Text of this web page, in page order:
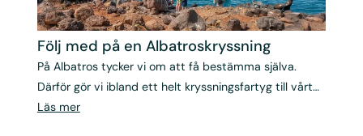
Följ med på en Albatros­kryssning
På Albatros tycker vi om att få bestämma själva.
Därför gör vi ibland ett helt kryssningsfartyg till vårt
eget.
Läs mer